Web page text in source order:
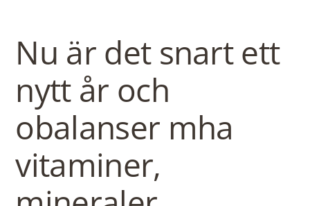
Nu är det snart ett
nytt år och
obalanser mha
vitaminer,